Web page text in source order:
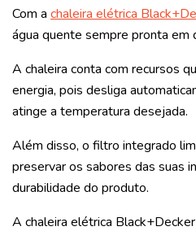
Com a chaleira elétrica
água quente sempre pronta em
A chaleira conta com recursos
energia, pois desliga
atinge a temperatura desejada.
Além disso, o filtro integrado
preservar os sabores das suas
durabilidade do produto.
A chaleira elétrica